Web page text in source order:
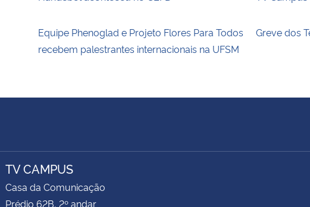
Equipe Phenoglad e Projeto Flores Para Todos
recebem palestrantes internacionais na UFSM
Greve dos
TV CAMPUS
Casa da Comunicação
Prédio 62B, 2º andar